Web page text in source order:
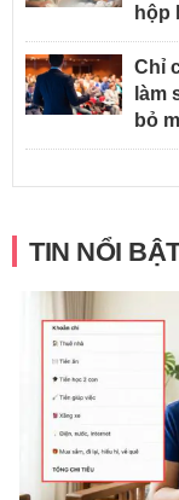
hộp
Chỉ
làm
bỏ
TIN NỔI